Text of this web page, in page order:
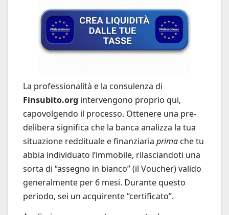
La professionalità e la consulenza di
Finsubito.org intervengono proprio qui,
capovolgendo il processo. Ottenere una pre-
delibera significa che la banca analizza la tua
situazione reddituale e finanziaria prima che tu
abbia individuato l’immobile, rilasciandoti una
sorta di “assegno in bianco” (il Voucher) valido
generalmente per 6 mesi. Durante questo
periodo, sei un acquirente “certificato”.